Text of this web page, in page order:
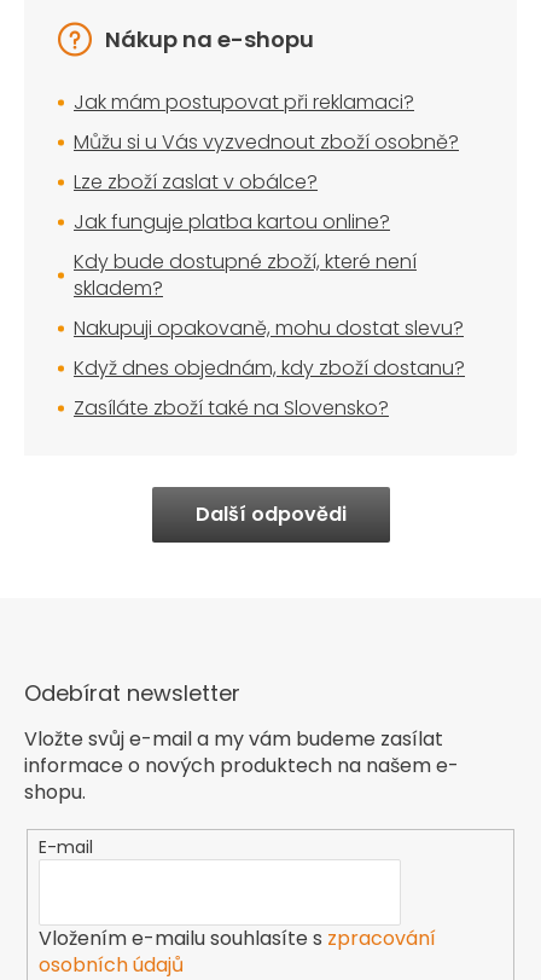
Nákup na e-shopu
Jak mám postupovat při reklamaci?
Můžu si u Vás vyzvednout zboží osobně?
Lze zboží zaslat v obálce?
Jak funguje platba kartou online?
Kdy bude dostupné zboží, které není
skladem?
Nakupuji opakovaně, mohu dostat slevu?
Když dnes objednám, kdy zboží dostanu?
Zasíláte zboží také na Slovensko?
Další odpovědi
Odebírat newsletter
Vložte svůj e-mail a my vám budeme zasílat
informace o nových produktech na našem e-
shopu.
E-mail
Vložením e-mailu souhlasíte s zpracování
osobních údajů